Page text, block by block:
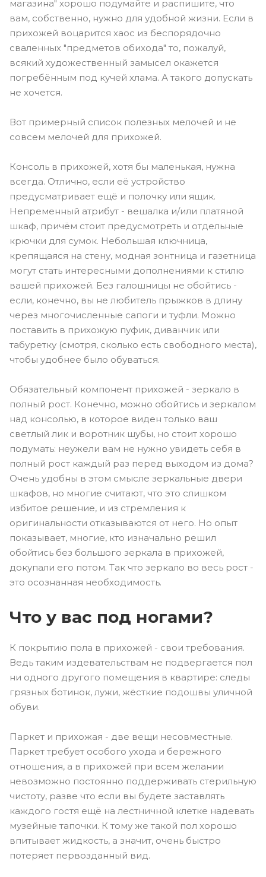
магазина" хорошо подумайте и распишите, что
вам, собственно, нужно для удобной жизни. Если в
прихожей воцарится хаос из беспорядочно
сваленных "предметов обихода" то, пожалуй,
всякий художественный замысел окажется
погребённым под кучей хлама. А такого допускать
не хочется.
Вот примерный список полезных мелочей и не
совсем мелочей для прихожей.
Консоль в прихожей, хотя бы маленькая, нужна
всегда. Отлично, если её устройство
предусматривает ещё и полочку или ящик.
Непременный атрибут - вешалка и/или платяной
шкаф, причём стоит предусмотреть и отдельные
крючки для сумок. Небольшая ключница,
крепящаяся на стену, модная зонтница и газетница
могут стать интересными дополнениями к стилю
вашей прихожей. Без галошницы не обойтись -
если, конечно, вы не любитель прыжков в длину
через многочисленные сапоги и туфли. Можно
поставить в прихожую пуфик, диванчик или
табуретку (смотря, сколько есть свободного места),
чтобы удобнее было обуваться.
Обязательный компонент прихожей - зеркало в
полный рост. Конечно, можно обойтись и зеркалом
над консолью, в которое виден только ваш
светлый лик и воротник шубы, но стоит хорошо
подумать: неужели вам не нужно увидеть себя в
полный рост каждый раз перед выходом из дома?
Очень удобны в этом смысле зеркальные двери
шкафов, но многие считают, что это слишком
избитое решение, и из стремления к
оригинальности отказываются от него. Но опыт
показывает, многие, кто изначально решил
обойтись без большого зеркала в прихожей,
докупали его потом. Так что зеркало во весь рост -
это осознанная необходимость.
Что у вас под ногами?
К покрытию пола в прихожей - свои требования.
Ведь таким издевательствам не подвергается пол
ни одного другого помещения в квартире: следы
грязных ботинок, лужи, жёсткие подошвы уличной
обуви.
Паркет и прихожая - две вещи несовместные.
Паркет требует особого ухода и бережного
отношения, а в прихожей при всем желании
невозможно постоянно поддерживать стерильную
чистоту, разве что если вы будете заставлять
каждого гостя ещё на лестничной клетке надевать
музейные тапочки. К тому же такой пол хорошо
впитывает жидкость, а значит, очень быстро
потеряет первозданный вид.